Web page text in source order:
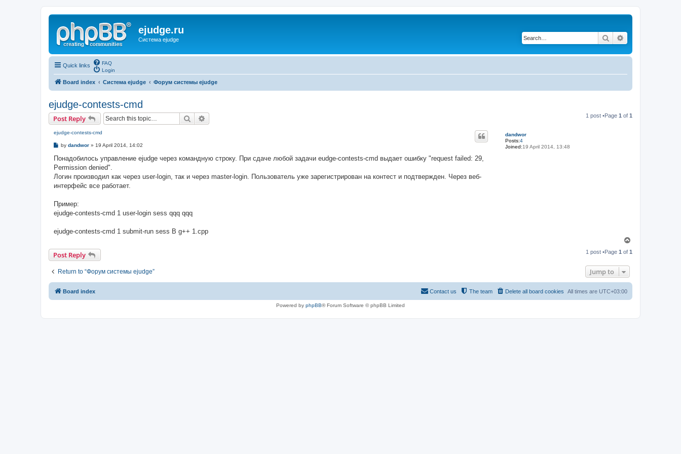
ejudge.ru
Система ejudge Search
Quick links
FAQ
Login
Board index Система ejudge Форум системы ejudge
ejudge-contests-cmd
Post Reply Search 1 post •Page 1 of 1
dandwor
Posts:4
Joined:19 April 2014, 13:48
ejudge-contests-cmd
P
s
by dandwor » 19 April 2014, 14:02
Понадобилось управление ejudge через командную строку. При сдаче любой задачи eudge-contests-cmd выдает ошибку "request failed: 29,
Permission denied".
Логин производил как через user-login, так и через master-login. Пользователь уже зарегистрирован на контест и подтвержден. Через веб-
интерфейс все работает.
Пример:
ejudge-contests-cmd 1 user-login sess qqq qqq
ejudge-contests-cmd 1 submit-run sess B g++ 1.cpp
p
Post Reply 1 post •Page 1 of 1
Return to “Форум системы ejudge” Jump to
Board index All times are UTC+03:00
Delete all board cookies
The team
Contact us
Powered by phpBB® Forum Software © phpBB Limited